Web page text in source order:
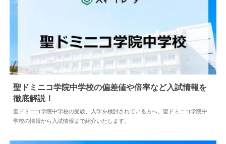
中学情報 2024.05.10
聖ドミニコ学院中学校の偏差値や倍率など入試情報を
徹底解説！
聖ドミニコ学院中学校の受験、入学を検討されている方へ。聖ドミニコ学院中
学校の情報から入試情報まで紹介いたします。